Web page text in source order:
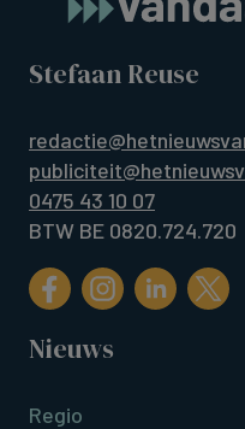
Stefaan Reuse
0475 43 10 07
BTW BE 0820.724.720
Nieuws
Regio